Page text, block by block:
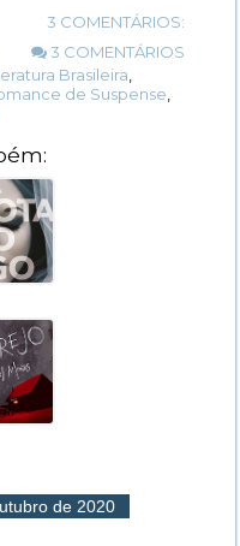
3 COMENTÁRIOS:
3 COMENTÁRIOS
Brasileira,
de Suspense,
de 2020